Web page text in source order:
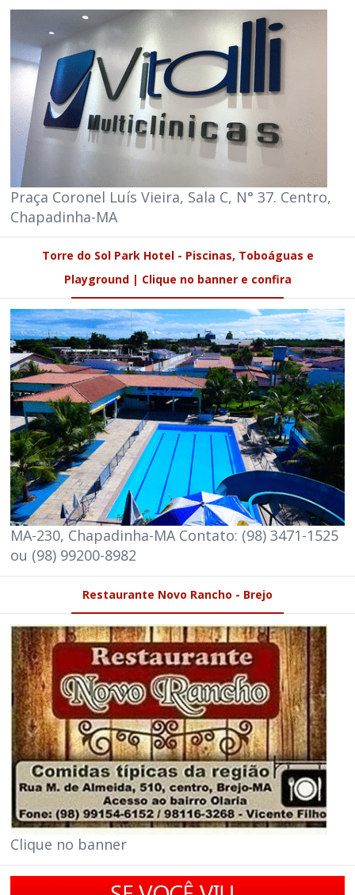
Praça Coronel Luís Vieira, Sala C, N° 37. Centro,
Chapadinha-MA
Torre do Sol Park Hotel - Piscinas, Toboáguas e
Playground | Clique no banner e confira
MA-230, Chapadinha-MA Contato: (98) 3471-1525
ou (98) 99200-8982
Restaurante Novo Rancho - Brejo
Clique no banner